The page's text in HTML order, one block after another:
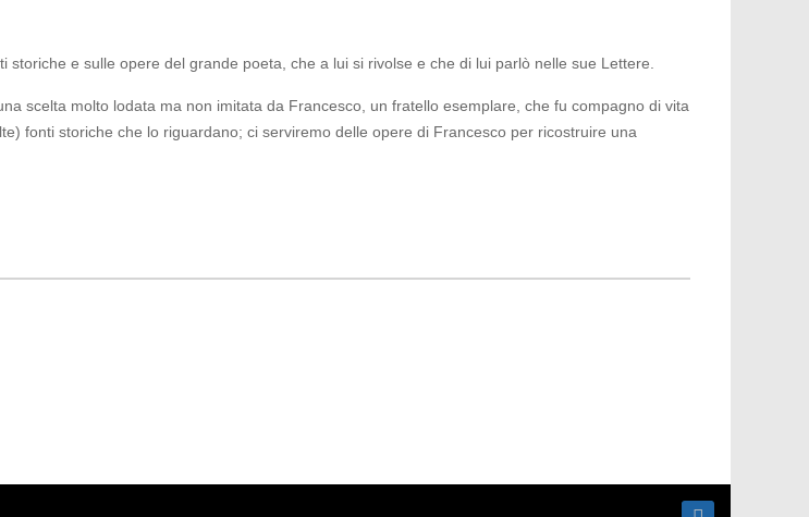
e sulle opere del grande poeta, che a lui si rivolse e che di lui parlò nelle sue Lettere.
scelta molto lodata ma non imitata da Francesco, un fratello esemplare, che fu compagno di vita
fonti storiche che lo riguardano; ci serviremo delle opere di Francesco per ricostruire una